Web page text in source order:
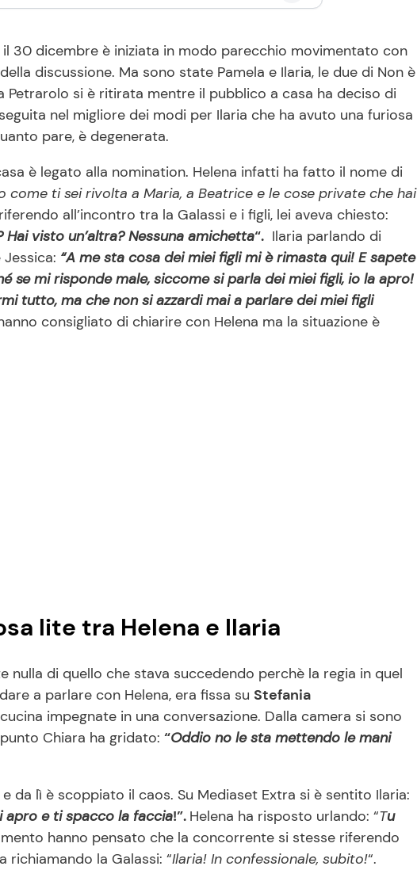
il 30 dicembre è iniziata in modo parecchio movimentato con
discussione. Ma sono state Pamela e Ilaria, le due di Non è
Petrarolo si è ritirata mentre il pubblico a casa ha deciso di
nel migliore dei modi per Ilaria che ha avuto una furiosa
pare, è degenerata.
è legato alla nomination. Helena infatti ha fatto il nome di
come ti sei rivolta a Maria, a Beatrice e le cose private che hai
all’incontro tra la Galassi e i figli, lei aveva chiesto:
Hai visto un’altra? Nessuna amichetta“. Ilaria parlando di
“A me sta cosa dei miei figli mi è rimasta qui! E sapete
se mi risponde male, siccome si parla dei miei figli, io la apro!
tutto, ma che non si azzardi mai a parlare dei miei figli
consigliato di chiarire con Helena ma la situazione è
lite tra Helena e Ilaria
di quello che stava succedendo perchè la regia in quel
a parlare con Helena, era fissa su Stefania
impegnate in una conversazione. Dalla camera si sono
Chiara ha gridato: “Oddio no le sta mettendo le mani
da lì è scoppiato il caos. Su Mediaset Extra si è sentito Ilaria:
apro e ti spacco la faccia!”. Helena ha risposto urlando: “Tu
hanno pensato che la concorrente si stesse riferendo
richiamando la Galassi: “Ilaria! In confessionale, subito!“.